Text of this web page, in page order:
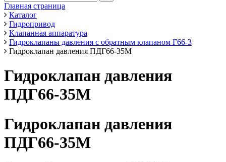
Главная страница
Каталог
Гидропривод
Клапанная аппаратура
Гидроклапаны давления с обратным клапаном Г66-3
Гидроклапан давления ПДГ66-35М
Гидроклапан давления
ПДГ66-35М
Гидроклапан давления
ПДГ66-35М